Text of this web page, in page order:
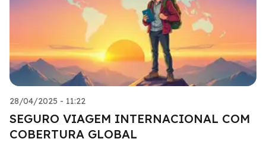
28/04/2025 - 11:22
SEGURO VIAGEM INTERNACIONAL COM
COBERTURA GLOBAL